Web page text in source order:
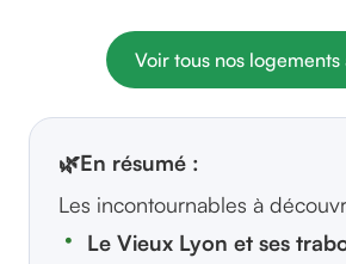
Voir tous nos logements
🌿En résumé :
Les incontournables à
Le Vieux Lyon et ses